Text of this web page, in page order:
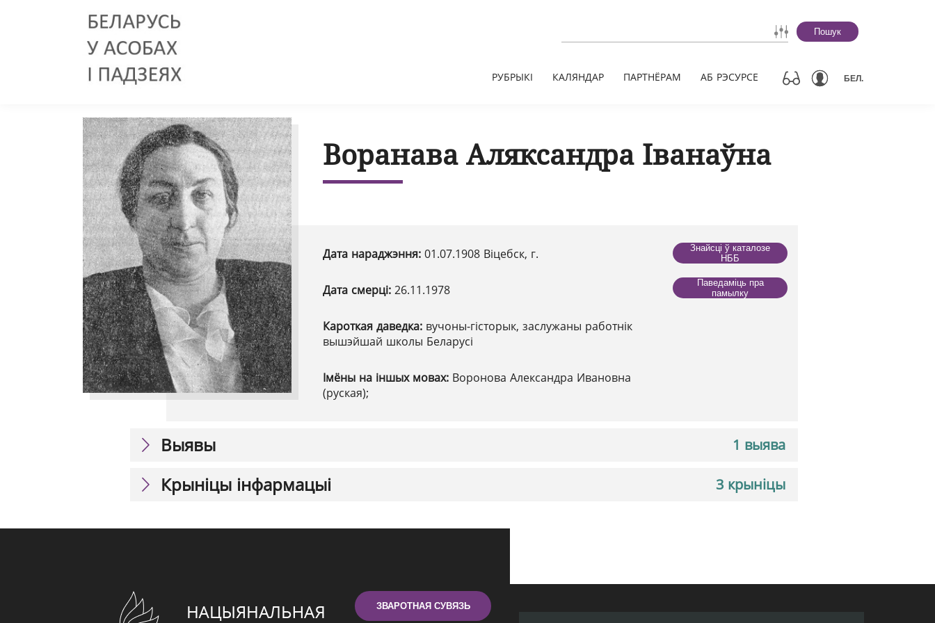
Пошук
РУБРЫКІ КАЛЯНДАР ПАРТНЁРАМ АБ РЭСУРСЕ БЕЛ.
Воранава Аляксандра Іванаўна
Дата нараджэння: 01.07.1908 Віцебск, г.
Дата смерці: 26.11.1978
Кароткая даведка: вучоны-гісторык, заслужаны работнік
вышэйшай школы Беларусі
Імёны на іншых мовах: Воронова Александра Ивановна
(руская);
Знайсці ў каталозе
НББ
Паведаміць пра
памылку
1 выява
Выявы
3 крыніцы
Крыніцы інфармацыі
ЗВАРОТНАЯ СУВЯЗЬ